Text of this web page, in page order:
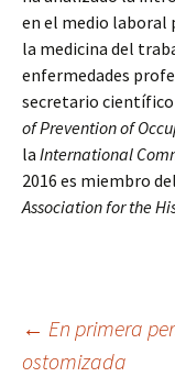
en el medio laboral
la medicina del
enfermedades
secretario
of Prevention of
la International
2016 es miembro del
Association for the
← En primera
ostomizada